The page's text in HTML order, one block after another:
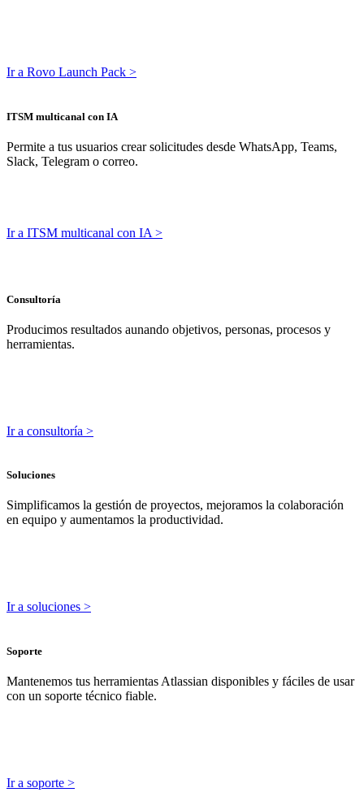
Ir a Rovo Launch Pack >
ITSM multicanal con IA
Permite a tus usuarios crear solicitudes desde WhatsApp, Teams,
Slack, Telegram o correo.
Ir a ITSM multicanal con IA >
Consultoría
Producimos resultados aunando objetivos, personas, procesos y
herramientas.
Ir a consultoría >
Soluciones
Simplificamos la gestión de proyectos, mejoramos la colaboración
en equipo y aumentamos la productividad.
Ir a soluciones >
Soporte
Mantenemos tus herramientas Atlassian disponibles y fáciles de usar
con un soporte técnico fiable.
Ir a soporte >